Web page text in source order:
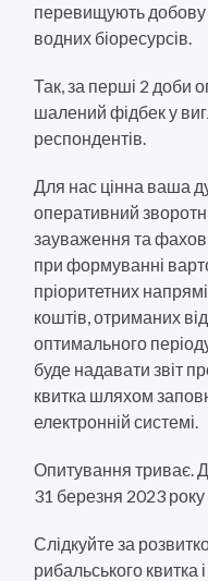
перевищують
водних біоресурсів.
Так, за перші 2 доби
шалений фідбек у
респондентів.
Для нас цінна ваша
оперативний
зауваження та
при формуванні
пріоритетних
коштів, отриманих
оптимального
буде надавати звіт
квитка шляхом
електронній системі.
Опитування триває.
31 березня 2023 року
Слідкуйте за
рибальського квитка